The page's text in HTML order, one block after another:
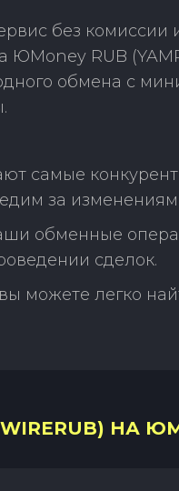
без
ЮMoney RUB
обмена с
самые
за
обменные
сделок.
можете легко
НА